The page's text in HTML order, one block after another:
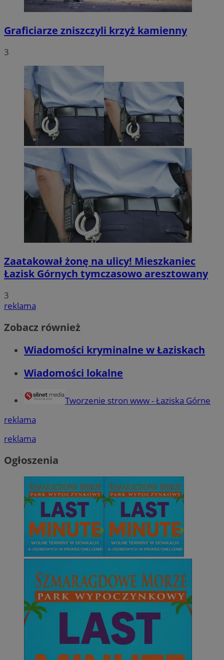
Graficiarze zniszczyli krzyż kamienny
3
Zaatakował żonę na ulicy! Mieszkaniec
Łazisk Górnych tymczasowo aresztowany
3
reklama
Zobacz również
Wiadomości kryminalne w Łaziskach
Wiadomości lokalne
Tworzenie stron www - Łaziska Górne
reklama
reklama
Ogłoszenia